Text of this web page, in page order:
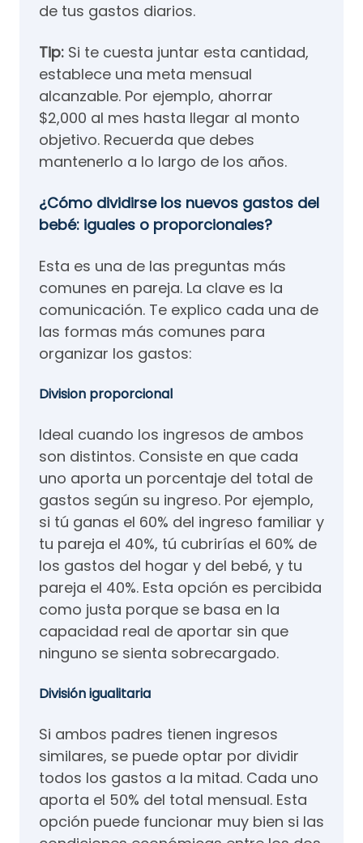
de tus gastos diarios.
Tip: Si te cuesta juntar esta cantidad,
establece una meta mensual
alcanzable. Por ejemplo, ahorrar
$2,000 al mes hasta llegar al monto
objetivo. Recuerda que debes
mantenerlo a lo largo de los años.
¿Cómo dividirse los nuevos gastos del
bebé: iguales o proporcionales?
Esta es una de las preguntas más
comunes en pareja. La clave es la
comunicación. Te explico cada una de
las formas más comunes para
organizar los gastos:
Division proporcional
Ideal cuando los ingresos de ambos
son distintos. Consiste en que cada
uno aporta un porcentaje del total de
gastos según su ingreso. Por ejemplo,
si tú ganas el 60% del ingreso familiar y
tu pareja el 40%, tú cubrirías el 60% de
los gastos del hogar y del bebé, y tu
pareja el 40%. Esta opción es percibida
como justa porque se basa en la
capacidad real de aportar sin que
ninguno se sienta sobrecargado.
División igualitaria
Si ambos padres tienen ingresos
similares, se puede optar por dividir
todos los gastos a la mitad. Cada uno
aporta el 50% del total mensual. Esta
opción puede funcionar muy bien si las